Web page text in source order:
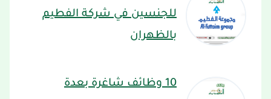
للجنسين في شركة الفطيم
بالظهران
10 وظائف شاغرة بعدة